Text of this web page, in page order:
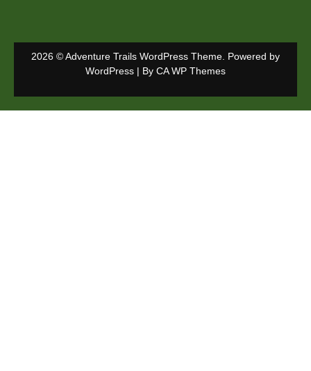
2026 © Adventure Trails WordPress Theme. Powered by
WordPress | By CA WP Themes